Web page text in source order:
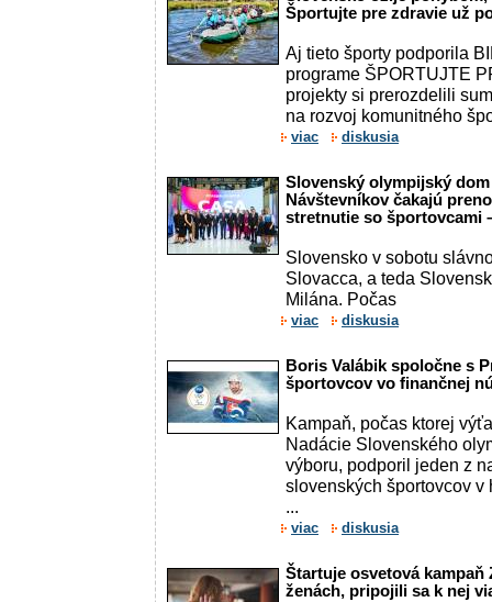
Športujte pre zdravie už
Aj tieto športy podporila
programe ŠPORTUJTE
projekty si prerozdelili
na rozvoj komunitného
viac diskusia
Slovenský olympijský
Návštevníkov čakajú
stretnutie so športovcami
Slovensko v sobotu
Slovacca, a teda
Milána. Počas
viac diskusia
Boris Valábik spoločne s
športovcov vo finančnej
Kampaň, počas ktorej
Nadácie Slovenského
výboru, podporil jeden z
slovenských športovcov v
...
viac diskusia
Štartuje osvetová kampaň
ženách, pripojili sa k nej